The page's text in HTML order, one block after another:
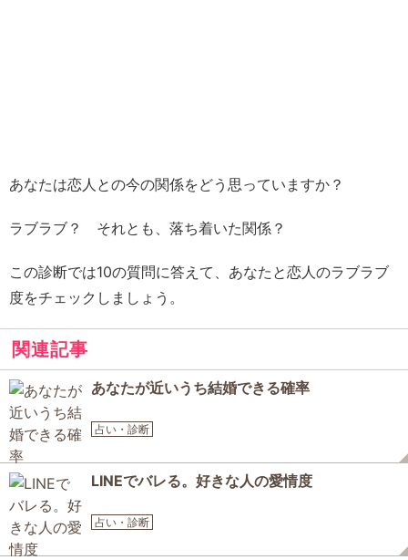
あなたは恋人との今の関係をどう思っていますか？
ラブラブ？ それとも、落ち着いた関係？
この診断では10の質問に答えて、あなたと恋人のラブラブ
度をチェックしましょう。
関連記事
あなたが近いうち結婚できる確率
占い・診断
LINEでバレる。好きな人の愛情度
占い・診断